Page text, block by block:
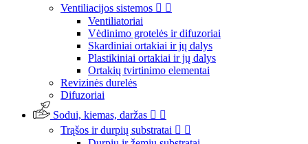
Ventiliacijos sistemos  
Ventiliatoriai
Vėdinimo grotelės ir difuzoriai
Skardiniai ortakiai ir jų dalys
Plastikiniai ortakiai ir jų dalys
Ortakių tvirtinimo elementai
Revizinės durelės
Difuzoriai
Sodui, kiemas, daržas  
Trąšos ir durpių substratai  